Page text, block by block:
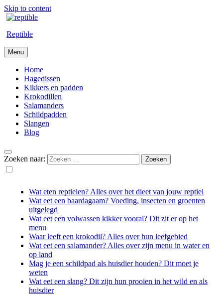
Skip to content
Reptible
Menu
Home
Hagedissen
Kikkers en padden
Krokodillen
Salamanders
Schildpadden
Slangen
Blog
Zoeken naar:
Wat eten reptielen? Alles over het dieet van jouw reptiel
Wat eet een baardagaam? Voeding, insecten en groenten
uitgelegd
Wat eet een volwassen kikker vooral? Dit zit er op het
menu
Waar leeft een krokodil? Alles over hun leefgebied
Wat eet een salamander? Alles over zijn menu in water en
op land
Mag je een schildpad als huisdier houden? Dit moet je
weten
Wat eet een slang? Dit zijn hun prooien in het wild en als
huisdier